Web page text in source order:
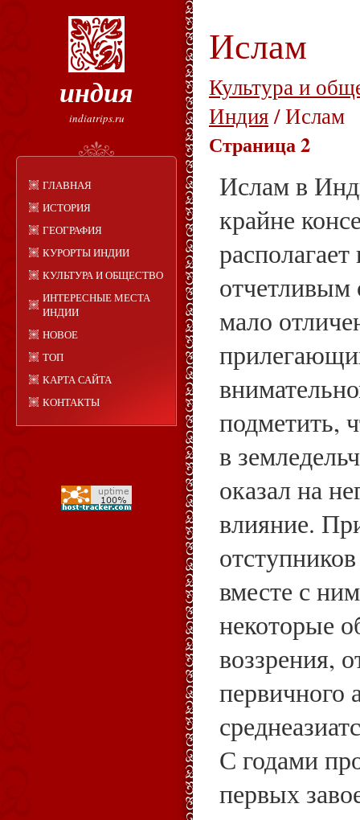
индия
indiatrips.ru
ГЛАВНАЯ
ИСТОРИЯ
ГЕОГРАФИЯ
КУРОРТЫ ИНДИИ
КУЛЬТУРА И ОБЩЕСТВО
ИНТЕРЕСНЫЕ МЕСТА
ИНДИИ
НОВОЕ
ТОП
КАРТА САЙТА
КОНТАКТЫ
Ислам
Культура и
Индия/ Ислам
Страница 2
Ислам в
крайне
мало
подметить,
в
оказал на
влияние.
вместе с
некоторые
воззрения,
первичного
С годами
первых